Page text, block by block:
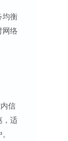
均衡
网络
信
，适